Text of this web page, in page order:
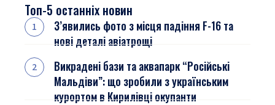
Топ-5 останніх новин
З’явились фото з місця падіння F-16 та
нові деталі авіатрощі
Викрадені бази та аквапарк “Російські
Мальдіви”: що зробили з українським
курортом в Кирилівці окупанти